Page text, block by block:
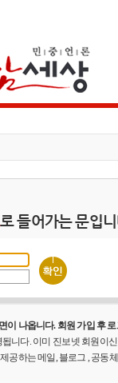
로 들어가는 문입
나옵니다. 회원 가입 후
니다. 이미 진보넷 회원이
공하는 메일, 블로그 , 공동